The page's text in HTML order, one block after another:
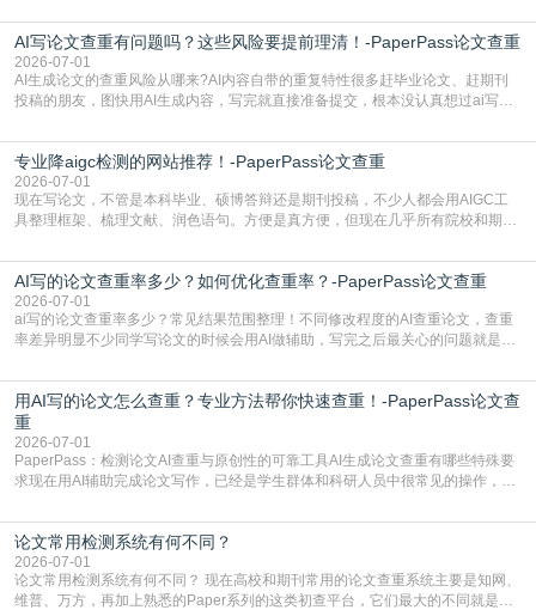
怕是已经入行的科研人员，不少人也搞不清降aigc检测是啥，对相关要求摸不
准。其实，降aigc检测是伴随AIGC工具在学术领域普及诞生的新需求，核心是为
了满足现在高校、期刊对AI生
AI写论文查重有问题吗？这些风险要提前理清！-PaperPass论文查重
2026-07-01
AI生成论文的查重风险从哪来?AI内容自带的重复特性很多赶毕业论文、赶期刊
投稿的朋友，图快用AI生成内容，写完就直接准备提交，根本没认真想过ai写论
自带不可忽视的查重风险。AI训练依赖海量公开的文本数据，生成内容本质是基
于训练数据的概率拼接，不是从零开始的原创创作。生成过程中，很容易复用已
有的高频公共表述，甚至直接拼接已经公开
专业降aigc检测的网站推荐！-PaperPass论文查重
2026-07-01
现在写论文，不管是本科毕业、硕博答辩还是期刊投稿，不少人都会用AIGC工
具整理框架、梳理文献、润色语句。方便是真方便，但现在几乎所有院校和期刊
五遍还是过不了预检测的大有人在，这时候，找到靠谱的降AIGC检测率的网
站，就能少走好多弯路。PaperPass：守护学术原创性的智能伙伴AIGC生成内
容的学术合规痛点去年帮一个本科师弟改
AI写的论文查重率多少？如何优化查重率？-PaperPass论文查重
2026-07-01
ai写的论文查重率多少？常见结果范围整理！不同修改程度的AI查重论文，查重
率差异明显不少同学写论文的时候会用AI做辅助，写完之后最关心的问题就是ai
实际情况和大家想的不太一样。AI训练依赖海量公开学术文献、网络内容，生成
内容本质是按照语义概率拼接已有内容，很容易和已发布的作品撞重复，甚至会
直接引用整段已有内容，所以查重率偏高是
用AI写的论文怎么查重？专业方法帮你快速查重！-PaperPass论文查
重
2026-07-01
PaperPass：检测论文AI查重与原创性的可靠工具AI生成论文查重有哪些特殊要
求现在用AI辅助完成论文写作，已经是学生群体和科研人员中很常见的操作，不
但很多人忽略了，AI生成的内容天生带有重复风险——训练AI的数据集本身就包
含大量已公开的学术内容、网络原创内容，AI输出内容时很容易无意识拼接出重
复片
论文常用检测系统有何不同？
2026-07-01
论文常用检测系统有何不同？ 现在高校和期刊常用的论文查重系统主要是知网、
维普、万方，再加上熟悉的Paper系列的这类初查平台，它们最大的不同就是数